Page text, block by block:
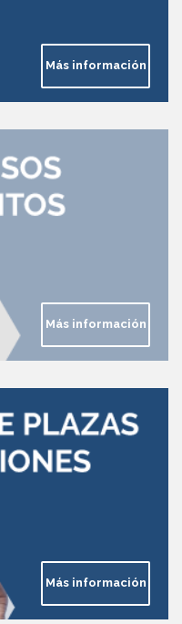
Más información
Más información
Más información